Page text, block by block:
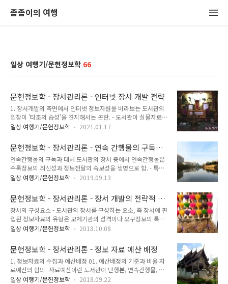
좀좀이의 여행
일상 여행기/문헌정보학 66
문헌정보학 - 장서관리론 - 인터넷 장서 개발 전략
1. 장서개발의 측면에서 인터넷 정보자원을 바라보는 도서관의
입장이 '타조의 습성'을 견지해서는 곤란. - 도서관이 실물자료만
고집할수록 장서개발의 여지는 줄어들고 이용자로부터 외면당
집, 관리와 서지통정을 '불가능한 업무' 내지 '책임 밖의 업무'로
간주하여 무시한다면 기존장서의 이용가치는 더욱 하락. 2. 장서
개발의 영향요인들에 대한 분석이 선행되야 함. - 검토되어야할
사항은 다음과 같음. 01. 정보기술과 정보자원의 급격한 변화를
고려한 단기계획의 필요성 02. 정보자원의 비영속성 03. 저자
정보자원을 접근가능한 형태로 변환하기 위한 수정의 필요성
05. 일부 정보자원의 ..
일상 여행기/문헌정보학 2021.01.17
문헌정보학 - 장서관리론 - 연속 간행물의 구독과
대체 및 전자 잡지 개발 전략
연속간행물의 구독과 대체 도서관의 장서 중에서 연속간행물은
수록정보의 최신성과 정보전달의 속보성을 생명으로 함. - 특히
학술지와 서지자료는 대학도서관의 가장 중요한 학술정보인 동
관일수록 자료예산의 절반 이상을 학술지 구독에 배정한다는 사
실이 반증.- 그러나 학술지는 경상비 성격의 예산지출, 가격급등
에 따른 예산압박, 간접적인 구독방식에 따른 결호증가와 지연도
착, 구독기준의 모호성 등으로 인해 구독과 관리에 긴장감이 조
성되고 있으며, 단행본보다 훨씬 많은 문제점을 안고 있음.- 게다
웹버전)의 다양화, 문헌제공봉사의 활성화에 편승해 소장중심의
패러다임도 접근위주로 변화중.- 따라서 구..
일상 여행기/문헌정보학 2019.09.13
문헌정보학 - 장서관리론 - 장서 개발의 전략적 방
안 - 단행본 선정과 수집
장서의 구성요소 - 도서관의 장서를 구성하는 요소, 즉 장서에 편
입된 정보자료의 유형은 모체기관의 성격이나 요구정보의 특성
에 따라 달라짐.- 대다수 일반도서관의 장서구성은 실물자료와
형태로 소장자료의 이용환경과 비소장자료의 접근기회를 제공
중. 1. 모든 도서관은 유형의 실물자료(인쇄자료, 시청각자료, 마
이크로자료 등)를 중심으로 장서를 구성하고 무료로 이용하는
환경을 조성해 왔음. 2. 많은 도서관은 실물자료의 보완재 내지
대체재로서의 무형의 전자자료(CD-ROM 서지데이터베이스, 전
일상 여행기/문헌정보학 2018.10.08
문헌정보학 - 장서관리론 - 정보 자료 예산 배정
1. 정보자료의 수집과 예산배정 01. 예산배정의 기준과 비율 자
료예산의 함의- 자료예산이란 도서관이 단행본, 연속간행물, 시
청각자료, 마이크로자료, CD-ROM 데이터베이스, 온라인 전자
일상 여행기/문헌정보학 2018.09.22